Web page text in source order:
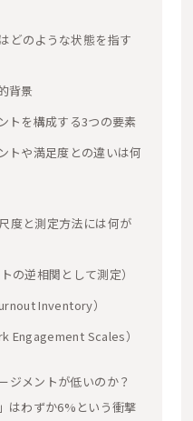
どのような状態を指す
背景
トを構成する3つの要素
トや満足度との違いは何
度と測定方法には何が
の逆相関として測定）
Inventory）
Engagement Scales）
ジメントが低いのか？
はわずか6%という衝撃